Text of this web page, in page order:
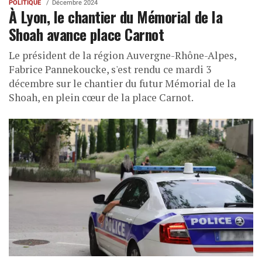
POLITIQUE Décembre 2024
À Lyon, le chantier du Mémorial de la
Shoah avance place Carnot
Le président de la région Auvergne-Rhône-Alpes,
Fabrice Pannekoucke, s'est rendu ce mardi 3
décembre sur le chantier du futur Mémorial de la
Shoah, en plein cœur de la place Carnot.